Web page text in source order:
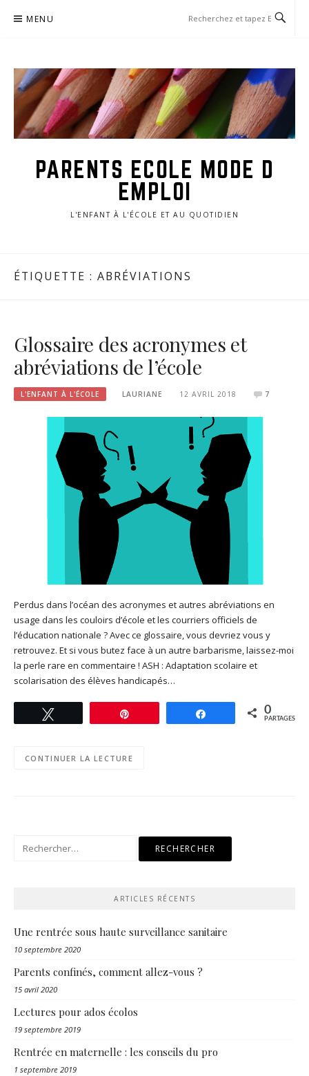
MENU
PARENTS ECOLE MODE D
EMPLOI
L'ENFANT À L'ÉCOLE ET AU QUOTIDIEN
ÉTIQUETTE : ABRÉVIATIONS
Glossaire des acronymes et
abréviations de l’école
L'ENFANT À L'ÉCOLE LAURIANE 12 AVRIL 2018 7
Perdus dans l’océan des acronymes et autres abréviations en
usage dans les couloirs d’école et les courriers officiels de
l’éducation nationale ? Avec ce glossaire, vous devriez vous y
retrouvez. Et si vous butez face à un autre barbarisme, laissez-moi
la perle rare en commentaire ! ASH : Adaptation scolaire et
scolarisation des élèves handicapés…
Partagez 0
PARTAGES
CONTINUER LA LECTURE
Rechercher :
ARTICLES RÉCENTS
Une rentrée sous haute surveillance sanitaire
10 septembre 2020
Parents confinés, comment allez-vous ?
15 avril 2020
Lectures pour ados écolos
19 septembre 2019
Rentrée en maternelle : les conseils du pro
1 septembre 2019